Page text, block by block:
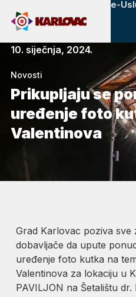
e-
10. siječnja, 2024.
Novosti
Prikupljaju se
uređenje foto
Valentinova
Grad Karlovac poziva sve
dobavljače da upute
uređenje foto kutka na
Valentinova za lokaciju u
PAVILJON na Šetalištu